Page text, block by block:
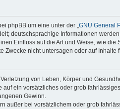
phpBB um eine unter der „ GNU General
deutschsprachige Informationen
Einfluss auf die Art und Weise, wie
Zwecke nicht untersagen oder auf Inhalte
von Leben, Körper und
ein vorsätzliches oder grob
Gewinn.
außer bei vorsätzlichem oder grob